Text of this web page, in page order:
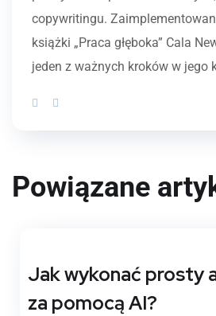
copywritingu.
książki „Praca głęboka” Cala
jeden z ważnych kroków w jego
Powiązane
Jak wykonać prosty
za pomocą AI?